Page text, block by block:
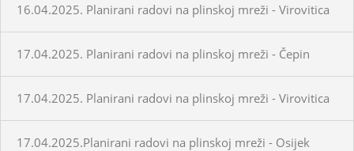
16.04.2025. Planirani radovi na plinskoj mreži - Virovitica
17.04.2025. Planirani radovi na plinskoj mreži - Čepin
17.04.2025. Planirani radovi na plinskoj mreži - Virovitica
17.04.2025.Planirani radovi na plinskoj mreži - Osijek